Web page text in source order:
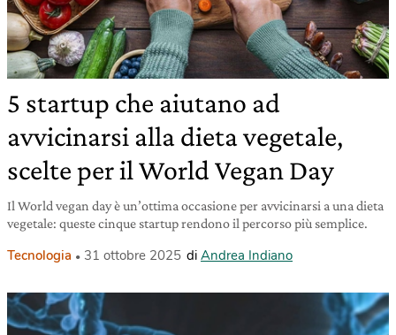
5 startup che aiutano ad
avvicinarsi alla dieta vegetale,
scelte per il World Vegan Day
Il World vegan day è un’ottima occasione per avvicinarsi a una dieta
vegetale: queste cinque startup rendono il percorso più semplice.
Tecnologia 31 ottobre 2025 di Andrea Indiano